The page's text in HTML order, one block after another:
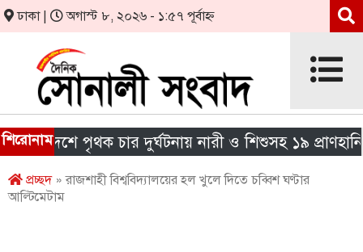
ঢাকা | অগাস্ট ৮, ২০২৬ - ১:৫৭ পূর্বাহ্ন
শিরোনাম
দেশে পৃথক চার দুর্ঘটনায় নারী ও শিশুসহ ১৯ প্রাণহানি
প্রচ্ছদ» রাজশাহী বিশ্ববিদ্যালয়ের হল খুলে দিতে চব্বিশ ঘণ্টার
আল্টিমেটাম